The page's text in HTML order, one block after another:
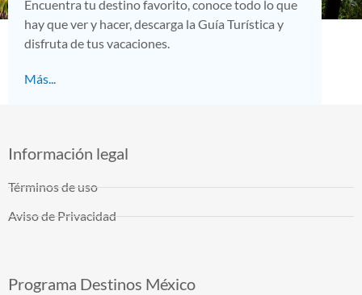
Encuentra tu destino favorito, conoce todo lo que
hay que ver y hacer, descarga la Guía Turística y
disfruta de tus vacaciones.
Más...
Información legal
Términos de uso
Aviso de Privacidad
Programa Destinos México